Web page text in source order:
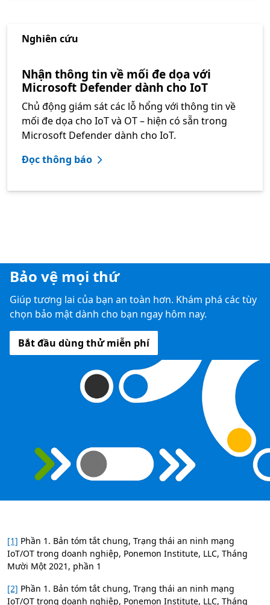
Nghiên cứu
Nhận thông tin về mối đe dọa với
Microsoft Defender dành cho IoT
Chủ động giám sát các lỗ hổng với thông tin về
mối đe dọa cho IoT và OT – hiện có sẵn trong
Microsoft Defender dành cho IoT.
Đọc thông báo
Bảo vệ mọi thứ
Giúp tương lai của bạn an toàn hơn. Khám phá các tùy
chọn bảo mật dành cho bạn ngay hôm nay.
Bắt đầu dùng thử miễn phí
[1] Phần 1. Bản tóm tắt chung, Trạng thái an ninh mạng
IoT/OT trong doanh nghiệp, Ponemon Institute, LLC, Tháng
Mười Một 2021, phần 1
[2] Phần 1. Bản tóm tắt chung, Trạng thái an ninh mạng
IoT/OT trong doanh nghiệp, Ponemon Institute, LLC, Tháng